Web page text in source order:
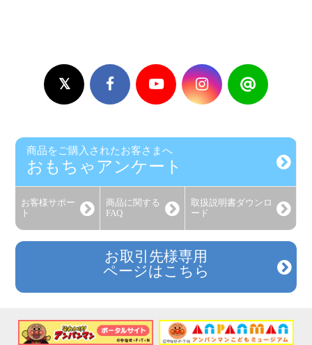
商品をご購入されたお客さまへ
おもちゃアンケート
お客様サポー
ト
商品に関する
FAQ
取扱説明書 ダウンロ
ード
お取引先様専用
ページはこちら